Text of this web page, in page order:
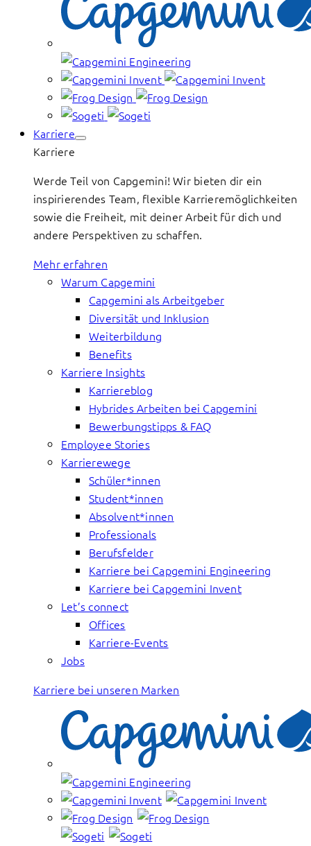
Karriere
Karriere
Werde Teil von Capgemini! Wir bieten dir ein
inspirierendes Team, flexible Karrieremöglichkeiten
sowie die Freiheit, mit deiner Arbeit für dich und
andere Perspektiven zu schaffen.
Mehr erfahren
Warum Capgemini
Capgemini als Arbeitgeber
Diversität und Inklusion
Weiterbildung
Benefits
Karriere Insights
Karriereblog
Hybrides Arbeiten bei Capgemini
Bewerbungstipps & FAQ
Employee Stories
Karrierewege
Schüler*innen
Student*innen
Absolvent*innen
Professionals
Berufsfelder
Karriere bei Capgemini Engineering
Karriere bei Capgemini Invent
Let’s connect
Offices
Karriere-Events
Jobs
Karriere bei unseren Marken